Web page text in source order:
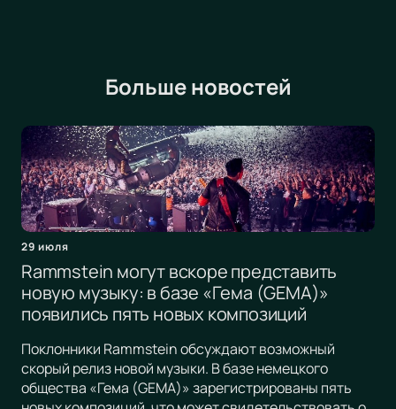
Больше новостей
29 июля
Rammstein могут вскоре представить
новую музыку: в базе «Гема (GEMA)»
появились пять новых композиций
Поклонники Rammstein обсуждают возможный
скорый релиз новой музыки. В базе немецкого
общества «Гема (GEMA)» зарегистрированы пять